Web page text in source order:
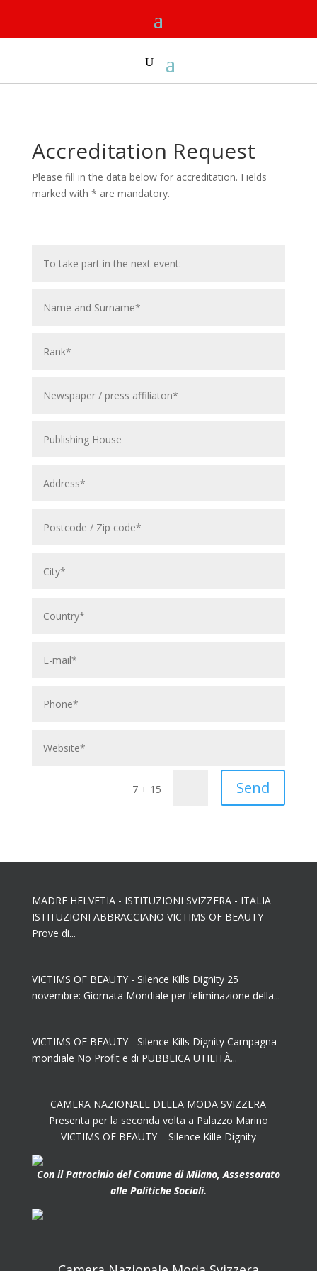
Accreditation Request
Please fill in the data below for accreditation. Fields
marked with * are mandatory.
7 + 15 = Send
MADRE HELVETIA - ISTITUZIONI SVIZZERA - ITALIA
ISTITUZIONI ABBRACCIANO VICTIMS OF BEAUTY
Prove di...
VICTIMS OF BEAUTY - Silence Kills Dignity 25
novembre: Giornata Mondiale per l’eliminazione della...
VICTIMS OF BEAUTY - Silence Kills Dignity Campagna
mondiale No Profit e di PUBBLICA UTILITÀ...
CAMERA NAZIONALE DELLA MODA SVIZZERA
Presenta per la seconda volta a Palazzo Marino
VICTIMS OF BEAUTY – Silence Kille Dignity
Con il Patrocinio del Comune di Milano, Assessorato
alle Politiche Sociali.